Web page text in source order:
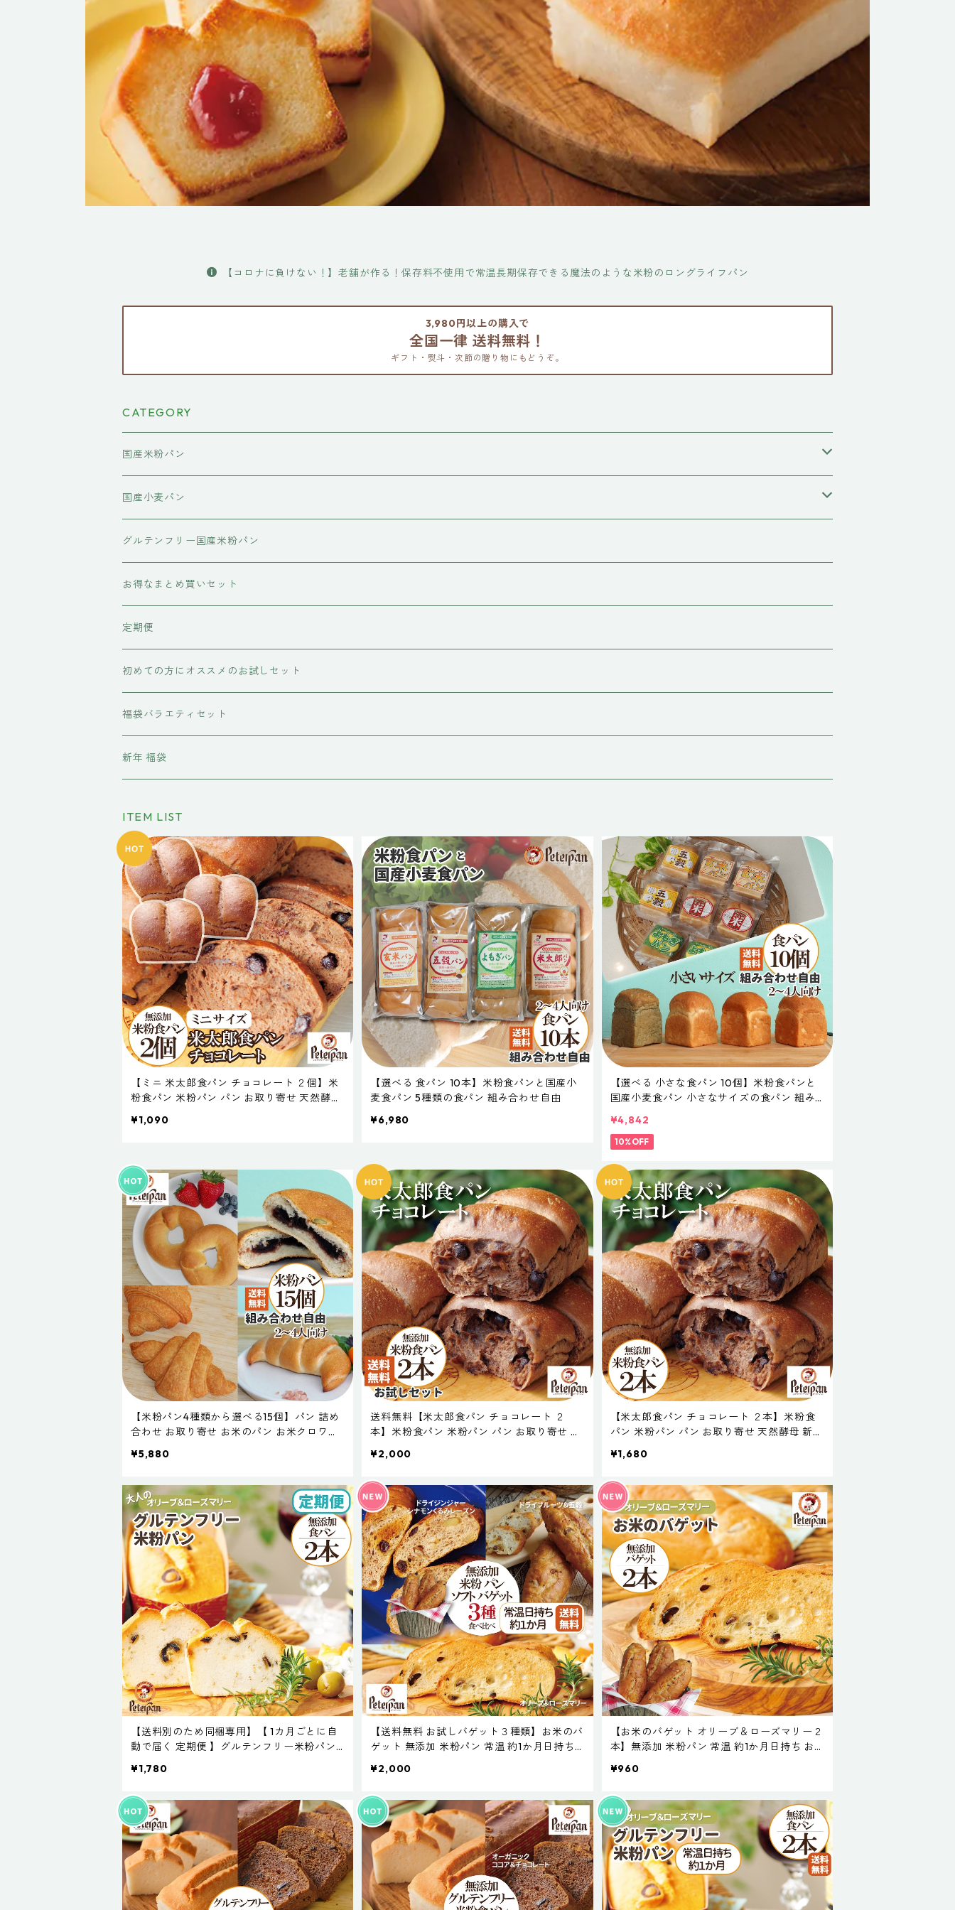
【コロナに負けない！】老舗が作る！保存料不使用で常温長期保存できる魔法のような米粉のロングライフパン
3,980円以上の購入で
全国一律 送料無料！
ギフト・熨斗・次節の贈り物にもどうぞ。
CATEGORY
国産米粉パン
国産米粉の食パン
国産米粉のコラボレーション食パン
国産米粉の菓子パン
国産小麦パン
国産小麦の食パン
国産小麦のコラボレーション食パン
グルテンフリー国産米粉パン
お得なまとめ買いセット
定期便
初めての方にオススメのお試しセット
福袋バラエティセット
新年 福袋
ITEM LIST
【ミニ 米太郎食パン チョコレート ２個】米
粉食パン 米粉パン パン お取り寄せ 天然酵母
持ち 常温保存 サステナブル
¥1,090
【選べる 食パン 10本】米粉食パンと国産小
麦食パン 5種類の食パン 組み合わせ自由
¥6,980
【選べる 小さな食パン 10個】米粉食パンと
国産小麦食パン 小さなサイズの食パン 組み
い 小さな 米粉パン 詰め合わせ お取り寄せ 仕
送り ギフト ロングライフパン 玄米 五穀 よも
¥4,842
10%OFF
【米粉パン4種類から選べる15個】パン 詰め
合わせ お取り寄せ お米のパン お米クロワッ
保存料不使用 無添加 常温長期保存 天然酵母
¥5,880
送料無料【米太郎食パン チョコレート ２
本】米粉食パン 米粉パン パン お取り寄せ 天
送料無料キャンペーン 常温長持ち 常温保存
¥2,000
【米太郎食パン チョコレート ２本】米粉食
パン 米粉パン パン お取り寄せ 天然酵母 新潟
ャンペーン 常温長持ち 常温保存 サステナブ
¥1,680
【送料別のため同梱専用】【 1カ月ごとに自
動で届く 定期便 】グルテンフリー米粉パン
¥1,780
【送料無料 お試しバゲット３種類】お米のバ
ゲット 無添加 米粉パン 常温 約1か月日持ち
常温長持ち 新潟製粉 ドライフルーツ
¥2,000
【お米のバゲット オリーブ＆ローズマリー２
本】無添加 米粉パン 常温 約1か月日持ち お
温長持ち 新潟製粉 ドライフルーツ
¥960